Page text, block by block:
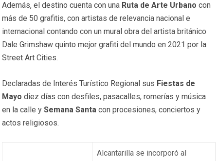
Además, el destino cuenta con una Ruta de Arte Urbanocon
más de 50 grafitis, con artistas de relevancia nacional e
internacional contando con un mural obra del artista británico
Dale Grimshaw quinto mejor grafiti del mundo en 2021 por la
Street Art Cities.
Declaradas de Interés Turístico Regional sus Fiestas de
Mayodiez días con desfiles, pasacalles, romerías y música
en la calle ySemana Santacon procesiones, conciertos y
actos religiosos.
Alcantarilla se incorporó al